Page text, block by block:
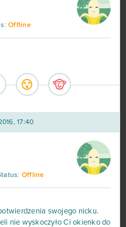
Offline
17:40
Offline
swojego nicku.
nie wyskoczyło Ci okienko do
188
162
84
79